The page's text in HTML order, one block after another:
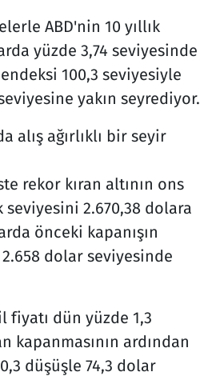
ABD'nin 10 yıllık
yüzde 3,74 seviyesinde
100,3 seviyesiyle
yakın seyrediyor.
alış ağırlıklı bir seyir
rekor kıran altının ons
2.670,38 dolara
önceki kapanışın
dolar seviyesinde
dün yüzde 1,3
kapanmasının ardından
düşüşle 74,3 dolar